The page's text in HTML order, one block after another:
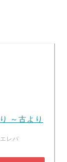
～古より
レバ